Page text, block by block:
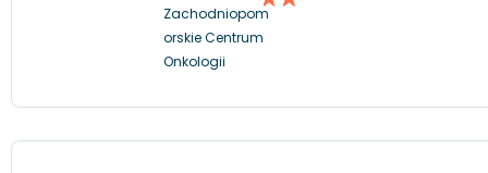
Zachodniopom
orskie Centrum
Onkologii